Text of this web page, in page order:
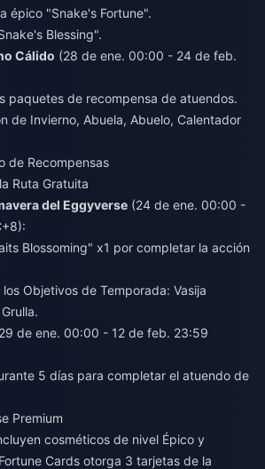
épico "Snake's Fortune".
Blessing".
Cálido (28 de ene. 00:00 - 24 de feb.
paquetes de recompensa de atuendos.
de Invierno, Abuela, Abuelo, Calentador
de Recompensas
Ruta Gratuita
del Eggyverse (24 de ene. 00:00 -
Blossoming" x1 por completar la acción
Objetivos de Temporada: Vasija
de ene. 00:00 - 12 de feb. 23:59
5 días para completar el atuendo de
Premium
cosméticos de nivel Épico y
Cards otorga 3 tarjetas de la